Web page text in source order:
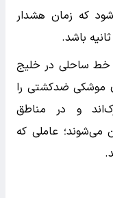
که زمان هشدار
باشد.
خط ساحلی در خلیج
موشکی ضدکشتی را
و در مناطق
می‌شوند؛ عاملی که